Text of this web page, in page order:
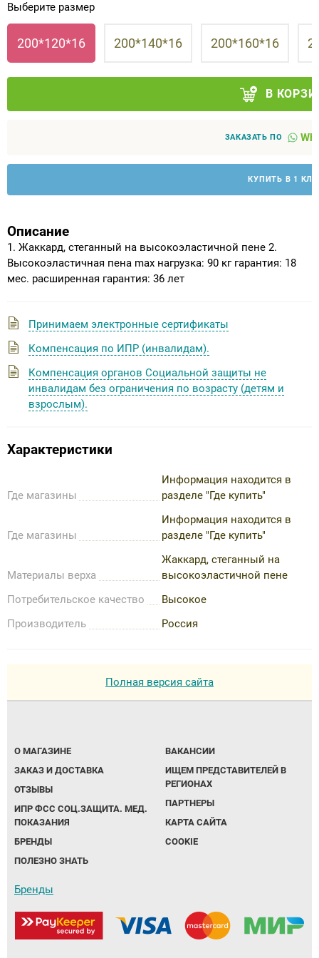
Выберите размер
200*120*16 200*140*16 200*160*16
В
ЗАКАЗАТЬ ПО
КУПИТЬ В 1
Описание
1. Жаккард, стеганный на высокоэластичной пене 2.
Высокоэластичная пена max нагрузка: 90 кг гарантия: 18
мес. расширенная гарантия: 36 лет
Принимаем электронные сертификаты
Компенсация по ИПР (инвалидам).
Компенсация органов Социальной защиты не
инвалидам без ограничения по возрасту (детям и
взрослым).
Характеристики
Где магазины
Информация находится в
разделе "Где купить"
Где магазины
Информация находится в
разделе "Где купить"
Материалы верха
Жаккард, стеганный на
высокоэластичной пене
Потребительское качество
Высокое
Производитель
Россия
Полная версия сайта
О МАГАЗИНЕ
ЗАКАЗ И ДОСТАВКА
ОТЗЫВЫ
ИПР ФСС СОЦ.ЗАЩИТА. МЕД.
ПОКАЗАНИЯ
БРЕНДЫ
ПОЛЕЗНО ЗНАТЬ
ВАКАНСИИ
ИЩЕМ ПРЕДСТАВИТЕЛЕЙ В
РЕГИОНАХ
ПАРТНЕРЫ
КАРТА САЙТА
COOKIE
Бренды
Аппараты на суставы
Санитарные приспособления для
инвалидов
инвалидов
Индивидуальное изготовление